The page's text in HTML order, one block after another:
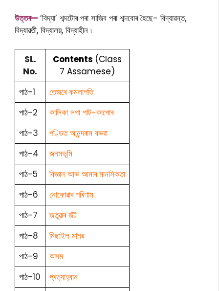
উত্তৰ— ‘বিদ্যা’ শব্দটোৰ পৰা সাজিব পৰা শব্দবোৰ হৈছে- বিদ্যাৱন্ত,
বিদ্যাৱতী, বিদ্যালয়, বিদ্যাহীন ৷
SL.
No.
Contents (Class
7 Assamese)
পাঠ-1
তেজৰে কমলাপতি
পাঠ-2
কালিকা লগা পাট-কাপোৰ
পাঠ-3
পণ্ডিত আনন্দৰাম বৰুৱা
পাঠ-4
জনমভূমি
পাঠ-5
বিজ্ঞান আৰু আমাৰ মানসিকতা
পাঠ-6
নোকোৱাৰ পৰিণাম
পাঠ-7
জতুৱাৰ জঁট
পাঠ-8
মিছাইল মানৱ
পাঠ-9
অসম
পাঠ-10
প্ৰত্যাহ্বান